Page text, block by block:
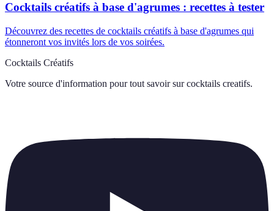
Cocktails créatifs à base d'agrumes : recettes à tester
Découvrez des recettes de cocktails créatifs à base d'agrumes qui
étonneront vos invités lors de vos soirées.
Cocktails Créatifs
Votre source d'information pour tout savoir sur cocktails creatifs.